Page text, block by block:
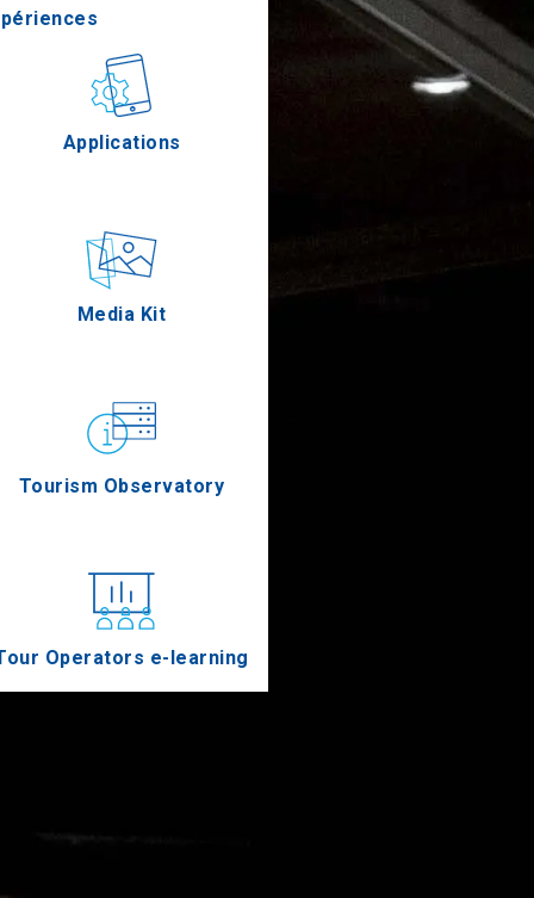
Applications
Media Kit
Tourism Observatory
Operators e-learning